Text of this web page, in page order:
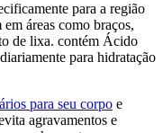
para a região
áreas como braços,
de lixa. contém Ácido
para hidratação
para seu corpo e
agravamentos e